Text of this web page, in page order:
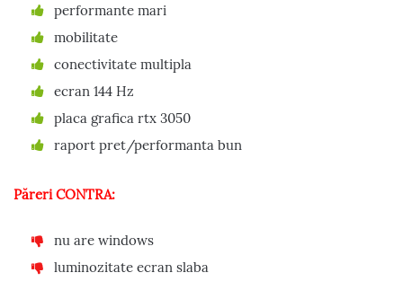
performante mari
mobilitate
conectivitate multipla
ecran 144 Hz
placa grafica rtx 3050
raport pret/performanta bun
Păreri CONTRA:
nu are windows
luminozitate ecran slaba